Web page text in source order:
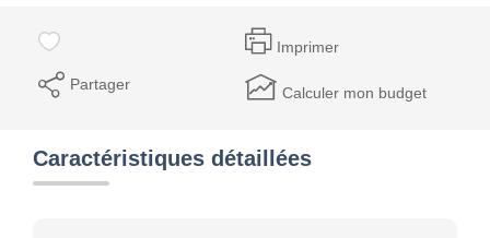
Imprimer
Partager Calculer mon budget
Caractéristiques détaillées